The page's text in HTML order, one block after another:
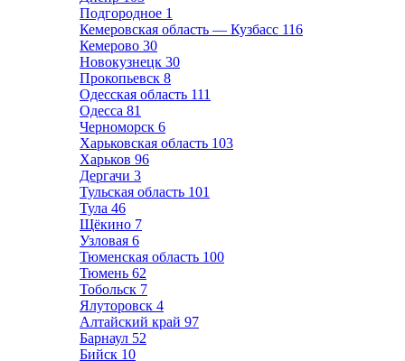
Подгородное 1
Кемеровская область — Кузбасс 116
Кемерово 30
Новокузнецк 30
Прокопьевск 8
Одесская область 111
Одесса 81
Черноморск 6
Харьковская область 103
Харьков 96
Дергачи 3
Тульская область 101
Тула 46
Щёкино 7
Узловая 6
Тюменская область 100
Тюмень 62
Тобольск 7
Ялуторовск 4
Алтайский край 97
Барнаул 52
Бийск 10